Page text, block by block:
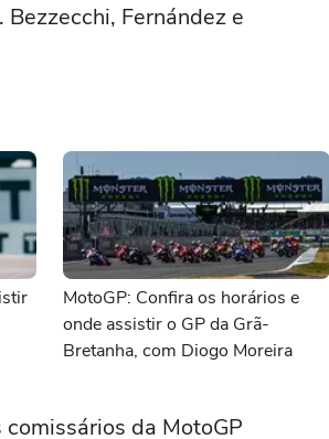
Fernández e
MotoGP: Confira os horários e
onde assistir o GP da Grã-
Bretanha, com Diogo Moreira
da MotoGP